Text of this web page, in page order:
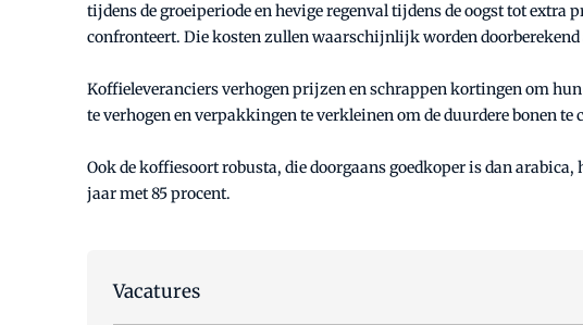
tijdens de groeiperiode en hevige regenval tijdens de oogst tot
confronteert. Die kosten zullen waarschijnlijk worden doorberekend
Koffieleveranciers verhogen prijzen en schrappen kortingen om
te verhogen en verpakkingen te verkleinen om de duurdere bonen te
Ook de koffiesoort robusta, die doorgaans goedkoper is dan
jaar met 85 procent.
Vacatures